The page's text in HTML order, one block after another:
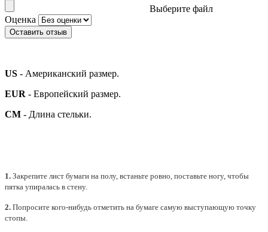
Выберите файл
Оценка
Оставить отзыв
US - Американский размер.
EUR - Европейский размер.
СМ - Длина стельки.
1. Закрепите лист бумаги на полу, встаньте ровно, поставьте ногу, чтобы
пятка упиралась в стену.
2. Попросите кого-нибудь отметить на бумаге самую выступающую точку
стопы.